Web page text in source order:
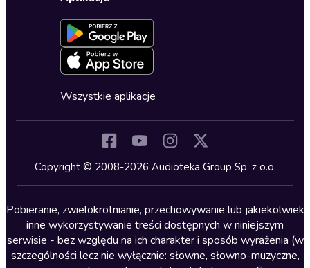
Dla młodzieży
Kryminały
Lektury szkolne
Literatura anglojęzyczna
Literatura faktu
Literatura obyczajowa
Formularz zgłaszania nielegalnych treści
Deklaracja dostępności
Oferta dla firm i bibliotek
Dołącz do newslettera
Blog
Zapowiedzi
Cykle audiobooków
Wszystkie aplikacje
Copyright © 2008-2026 Audioteka Group Sp. z o.o.
Pobieranie, zwielokrotnianie, przechowywanie lub jakiekolwiek
inne wykorzystywanie treści dostępnych w niniejszym
serwisie - bez względu na ich charakter i sposób wyrażenia (w
szczególności lecz nie wyłącznie: słowne, słowno-muzyczne,